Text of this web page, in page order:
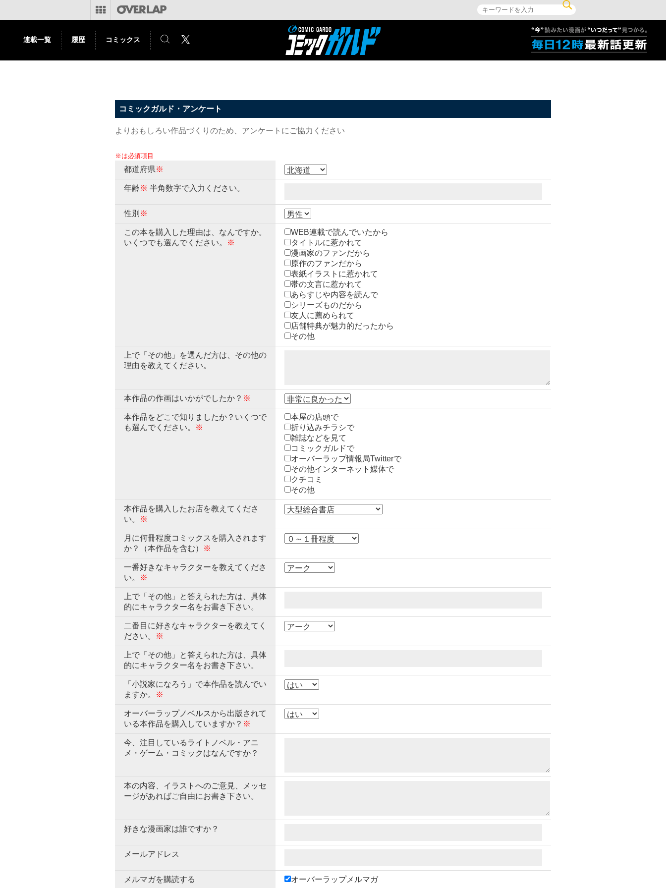
連載一覧 履歴 コミックス
コミックガルド・アンケート
よりおもしろい作品づくりのため、アンケートにご協力ください
※は必須項目
都道府県※
年齢※ 半角数字で入力ください。
性別 ※
この本を購入した理由は、なんですか。
いくつでも選んでください。
※
WEB連載で読んでいたから
タイトルに惹かれて
漫画家のファンだから
原作のファンだから
表紙イラストに惹かれて
帯の文言に惹かれて
あらすじや内容を読んで
シリーズものだから
友人に薦められて
店舗特典が魅力的だったから
その他
上で「その他」を選んだ方は、その他の
理由を教えてください。
本作品の作画はいかがでしたか？ ※
本作品をどこで知りましたか？いくつで
も選んでください。
※
本屋の店頭で
折り込みチラシで
雑誌などを見て
コミックガルドで
オーバーラップ情報局Twitterで
その他インターネット媒体で
クチコミ
その他
本作品を購入したお店を教えてくださ
い。
※
月に何冊程度コミックスを購入されます
か？（本作品を含む）
※
一番好きなキャラクターを教えてくださ
い。
※
上で「その他」と答えられた方は、具体
的にキャラクター名をお書き下さい。
二番目に好きなキャラクターを教えてく
ださい。
※
上で「その他」と答えられた方は、具体
的にキャラクター名をお書き下さい。
「小説家になろう」で本作品を読んでい
ますか。
※
オーバーラップノベルスから出版されて
いる本作品を購入していますか？ ※
今、注目しているライトノベル・アニ
メ・ゲーム・コミックはなんですか？
本の内容、イラストへのご意見、メッセ
ージがあればご自由にお書き下さい。
好きな漫画家は誰ですか？
メールアドレス
メルマガを購読する オーバーラップメルマガ